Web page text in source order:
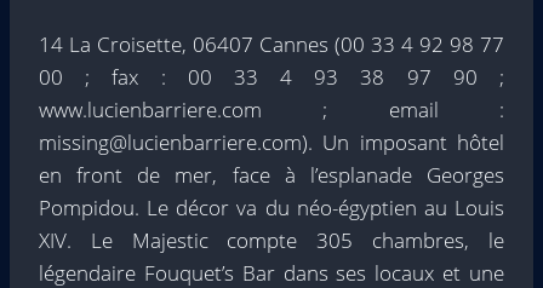
14 La Croisette, 06407 Cannes (00 33 4 92 98 77
00 ; fax : 00 33 4 93 38 97 90 ;
www.lucienbarriere.com ; email :
missing@lucienbarriere.com). Un imposant hôtel
en front de mer, face à l’esplanade Georges
Pompidou. Le décor va du néo-égyptien au Louis
XIV. Le Majestic compte 305 chambres, le
légendaire Fouquet’s Bar dans ses locaux et une